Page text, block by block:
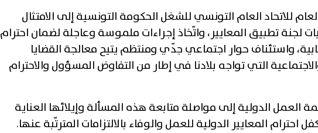
للاتحاد العام التونسي للشغل الحكومة التونسية إلى الامتثال
لجنة تطبيق المعايير، واتّخاذ إجراءات ملموسة وعاجلة لضمان احترام
واستئناف حوار اجتماعي جدّي ومنتظم يتيح معالجة القضايا
التي تواجه بلادنا في إطار من التفاوض المسؤول والاحترام
العمل الدولية إلى مواصلة متابعة هذه المسألة وإيلائها العناية
احترام المعايير الدولية للعمل والوفاء بالالتزامات المترتّبة عنها.